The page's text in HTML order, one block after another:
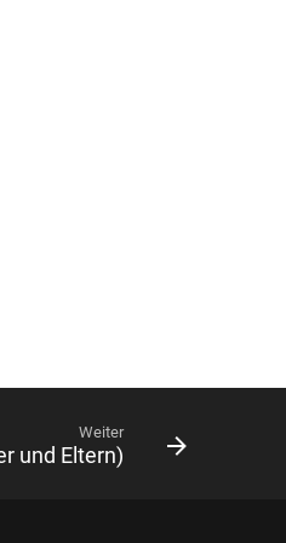
Weiter
und Eltern)